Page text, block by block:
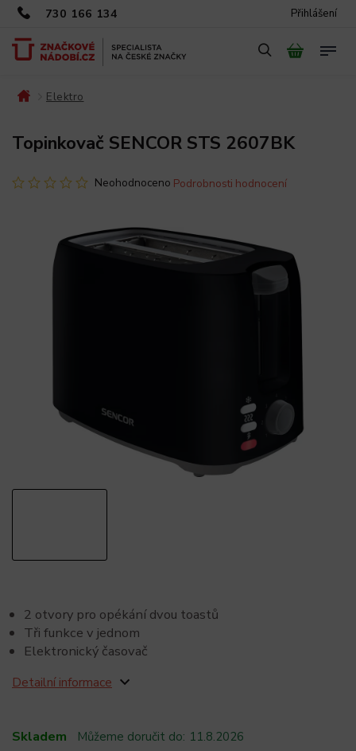
730 166 134 Přihlášení
Elektro
Topinkovač SENCOR STS 2607BK
Neohodnoceno Podrobnosti hodnocení
Skladem Můžeme doručit do: 11.8.2026
2 otvory pro opékání dvou toastů
Tři funkce v jednom
Elektronický časovač
Detailní informace